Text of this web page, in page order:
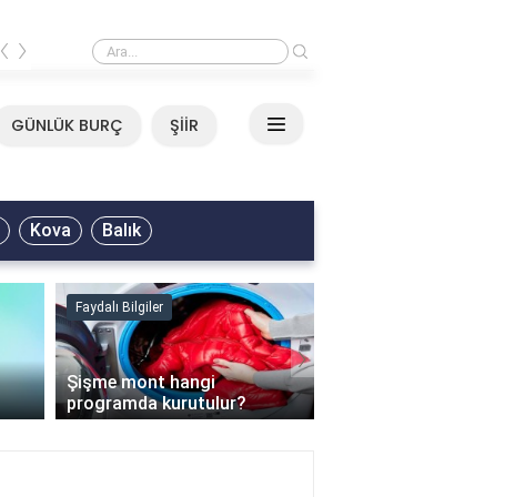
Mirkelam - Tavla Sözleri
‹ ›
GÜNLÜK BURÇ ŞİİR
Kova Balık
Faydalı Bilgiler
Şişme mont hangi
programda kurutulur?
›